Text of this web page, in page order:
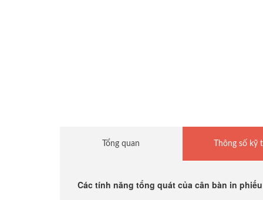
Cân thủy sản
Tổng quan Thông số kỹ
Các tính năng tổng quát của cân bàn in phiếu